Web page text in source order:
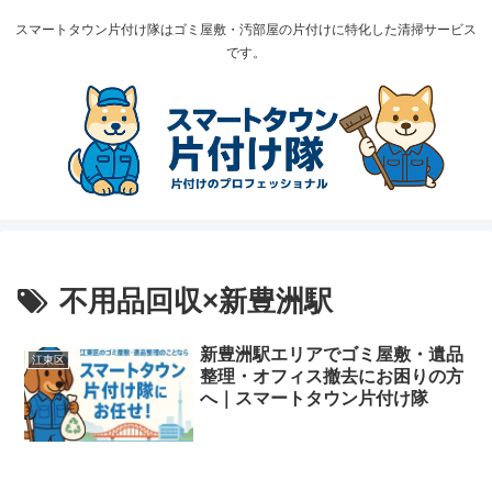
スマートタウン片付け隊はゴミ屋敷・汚部屋の片付けに特化した清掃サービス
です。
不用品回収×新豊洲駅
江東区
新豊洲駅エリアでゴミ屋敷・遺品
整理・オフィス撤去にお困りの方
へ｜スマートタウン片付け隊